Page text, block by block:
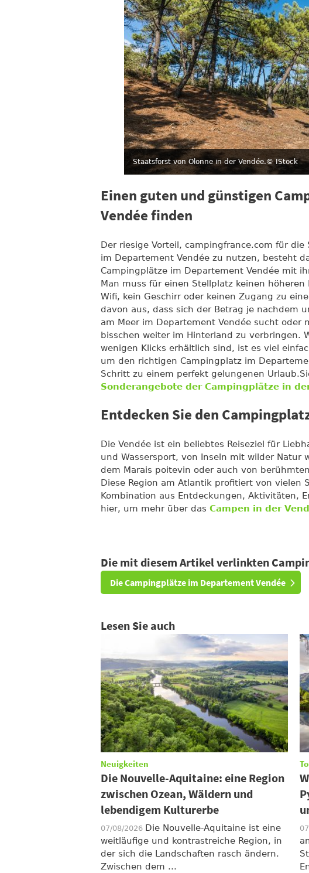
Staatsforst von Olonne in der Vendée.© IStock
Einen guten und günstigen
Vendée finden
Der riesige Vorteil, campingfrance.com für
im Departement Vendée zu nutzen, besteht
Campingplätze im Departement Vendée mit
Man muss für einen Stellplatz keinen
Wifi, kein Geschirr oder keinen Zugang zu
davon aus, dass sich der Betrag je nachdem
am Meer im Departement Vendée sucht oder
bisschen weiter im Hinterland zu verbringen.
wenigen Klicks erhältlich sind, ist es viel
um den richtigen Campingplatz im
Schritt zu einem perfekt gelungenen
Sonderangebote der Campingplätze in
Entdecken Sie den
Die Vendée ist ein beliebtes Reiseziel für
und Wassersport, von Inseln mit wilder Natur
dem Marais poitevin oder auch von
Diese Region am Atlantik profitiert von
Kombination aus Entdeckungen, Aktivitäten,
hier, um mehr über das Campen in der
Die mit diesem Artikel verlinkten
Die Campingplätze im Departement Vendée
Lesen Sie auch
Neuigkeiten
Die Nouvelle-Aquitaine: eine Region
zwischen Ozean, Wäldern und
lebendigem Kulturerbe
07/08/2026 Die Nouvelle-Aquitaine ist eine
weitläufige und kontrastreiche Region, in
der sich die Landschaften rasch ändern.
Zwischen dem ...